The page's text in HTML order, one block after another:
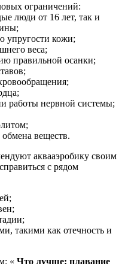
ограничений:
люди от 16 лет, так и
упругости кожи;
веса;
правильной осанки;
работы нервной системы;
веществ.
аквааэробику своим
с рядом
такими как отечность и
« Что лучше: плавание